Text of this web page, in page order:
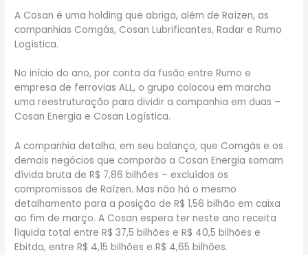
A Cosan é uma holding que abriga, além de Raízen, as
companhias Comgás, Cosan Lubrificantes, Radar e Rumo
Logística.
No início do ano, por conta da fusão entre Rumo e
empresa de ferrovias ALL, o grupo colocou em marcha
uma reestruturação para dividir a companhia em duas –
Cosan Energia e Cosan Logística.
A companhia detalha, em seu balanço, que Comgás e os
demais negócios que comporão a Cosan Energia somam
dívida bruta de R$ 7,86 bilhões – excluídos os
compromissos de Raízen. Mas não há o mesmo
detalhamento para a posição de R$ 1,56 bilhão em caixa
ao fim de março. A Cosan espera ter neste ano receita
líquida total entre R$ 37,5 bilhões e R$ 40,5 bilhões e
Ebitda, entre R$ 4,15 bilhões e R$ 4,65 bilhões.